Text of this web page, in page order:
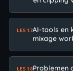
LES 1.7AI-tools en
mixage
LES 1.8Problemen